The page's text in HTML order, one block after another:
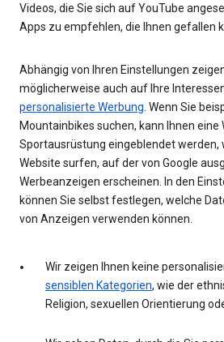
Videos, die Sie sich auf YouTube
Apps zu empfehlen, die Ihnen gefallen
Abhängig von Ihren Einstellungen
möglicherweise auch auf Ihre
personalisierte Werbung . Wenn Sie
Mountainbikes suchen, kann Ihnen eine
Sportausrüstung eingeblendet werden,
Website surfen, auf der von Google
Werbeanzeigen erscheinen. In den
können Sie selbst festlegen, welche
von Anzeigen verwenden können.
Wir zeigen Ihnen keine
sensiblen Kategorien, wie der
Religion, sexuellen Orientierung